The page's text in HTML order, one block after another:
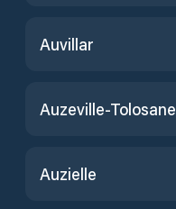
Auvillar
Auzeville-Tolosane
Auzielle